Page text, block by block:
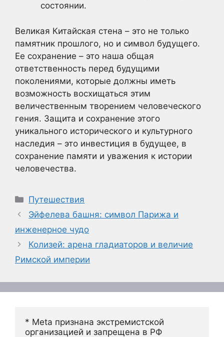
состоянии.
Великая Китайская стена – это не только
памятник прошлого, но и символ будущего.
Ее сохранение – это наша общая
ответственность перед будущими
поколениями, которые должны иметь
возможность восхищаться этим
величественным творением человеческого
гения. Защита и сохранение этого
уникального исторического и культурного
наследия – это инвестиция в будущее, в
сохранение памяти и уважения к истории
человечества.
Рубрики
Путешествия
Эйфелева башня: символ Парижа и
инженерное чудо
Колизей: арена гладиаторов и величие
Римской империи
* Meta признана экстремистской
организацией и запрещена в РФ